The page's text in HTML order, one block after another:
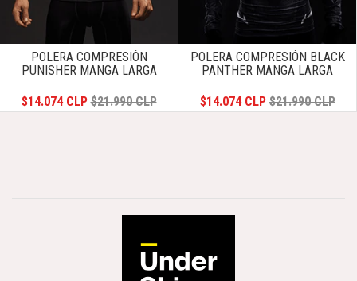
POLERA COMPRESIÓN
PUNISHER MANGA LARGA
$14.074 CLP $21.990 CLP
POLERA COMPRESIÓN BLACK
PANTHER MANGA LARGA
$14.074 CLP $21.990 CLP
Next